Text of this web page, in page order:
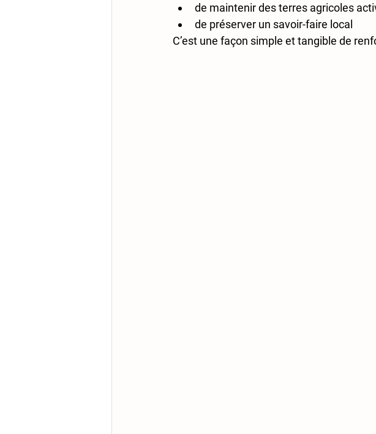
de maintenir des terres agricoles
de préserver un savoir-faire local
C’est une façon simple et tangible de